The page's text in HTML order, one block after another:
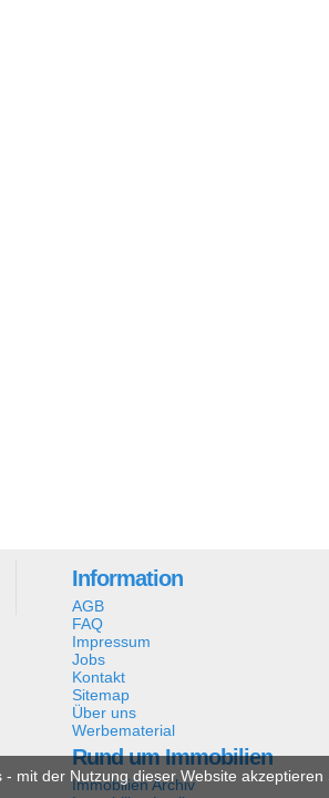
Information
AGB
FAQ
Impressum
Jobs
Kontakt
Sitemap
Über uns
Werbematerial
Rund um Immobilien
Immobilien Archiv
mit der Nutzung dieser Website